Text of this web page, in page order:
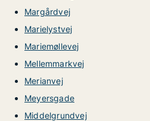
Margårdvej
Marielystvej
Mariemøllevej
Mellemmarkvej
Merianvej
Meyersgade
Middelgrundvej